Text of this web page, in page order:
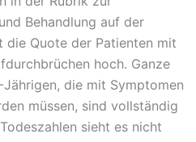
Behandlung auf der
die Quote der Patienten mit
hoch. Ganze
die mit Symptomen
müssen, sind vollständig
sieht es nicht